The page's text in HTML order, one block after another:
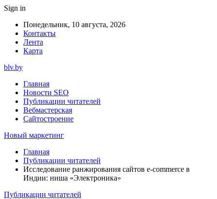
Sign in
Понедельник, 10 августа, 2026
Контакты
Лента
Карта
blv.by
Главная
Новости SEO
Публикации читателей
Вебмастерская
Сайтостроение
Новый маркетинг
Главная
Публикации читателей
Исследование ранжирования сайтов e-commerce в
Индии: ниша «Электроника»
Публикации читателей